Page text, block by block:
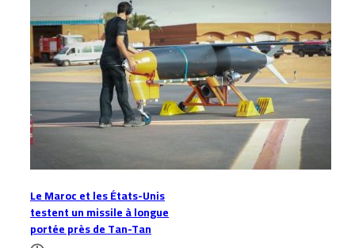
Le Maroc et les États-Unis
testent un missile à longue
portée près de Tan-Tan